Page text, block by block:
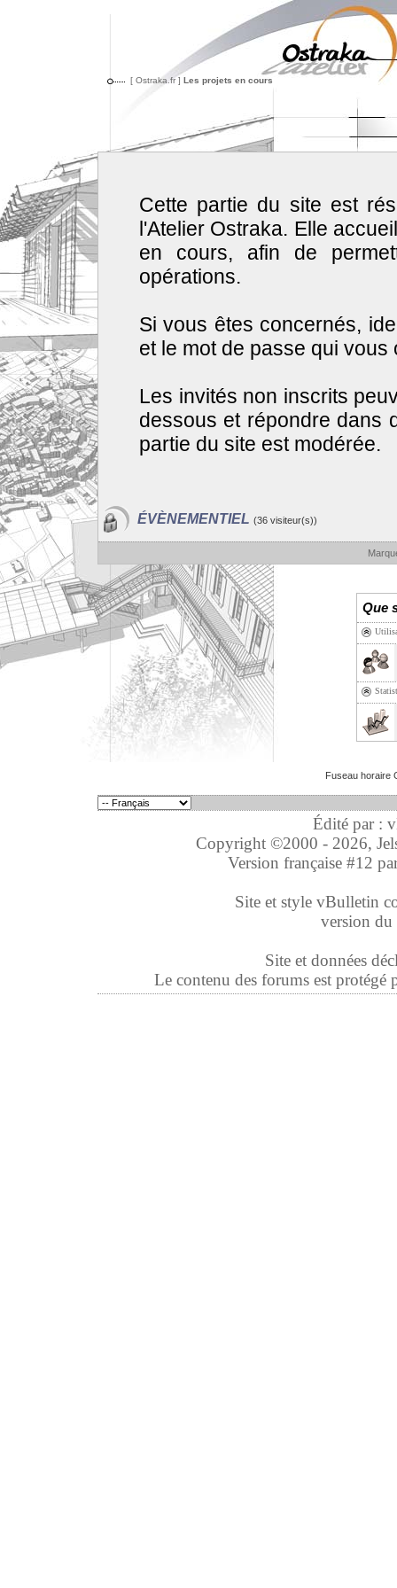
[ Ostraka.fr ] Les projets en cours
Cette partie du site est
l'Atelier Ostraka. Elle
en cours, afin de
opérations.
Si vous êtes concernés,
et le mot de passe qui
Les invités non inscrits
dessous et répondre dans
partie du site est modérée.
ÉVÈNEMENTIEL (36 visiteur(s))
Que
Fuseau horaire
Édité par :
Copyright ©2000 - 2026,
Version française #12
Site et style vBulletin
version
Site et données
Le contenu des forums est protégé